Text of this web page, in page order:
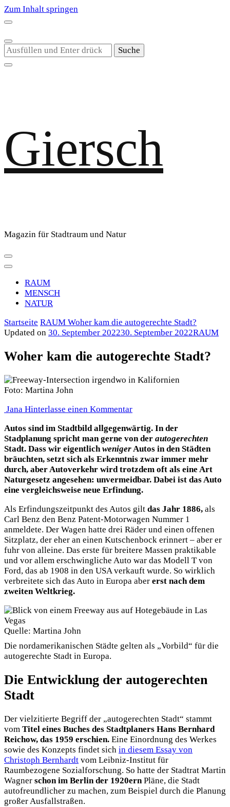
Zum Inhalt springen
Suchst
du
nach
Giersch
Magazin für Stadtraum und Natur
RAUM
MENSCH
NATUR
Startseite RAUM Woher kam die autogerechte Stadt?
Updated on 30. September 202230. September 2022RAUM
Woher kam die autogerechte Stadt?
Foto: Martina John
Jana Hinterlasse einen Kommentarzu
kam
die
autogerechte
Stadt?
Autos sind im Stadtbild allgegenwärtig. In der
Stadplanung spricht man gerne von der autogerechten
Stadt. Dass wir eigentlichwenigerAutos in den Städten
bräuchten, setzt sich als Erkenntnis zwar immer mehr
durch, aber Autoverkehr wird trotzdem oft als eine Art
Naturgesetz angesehen: unvermeidbar. Dabei ist das Auto
eine vergleichsweise neue Erfindung.
Als Erfindungszeitpunkt des Autos gilt das Jahr 1886, als
Carl Benz den Benz Patent-Motorwagen Nummer 1
anmeldete. Der Wagen hatte drei Räder und einen offenen
Sitzplatz, der eher an einen Kutschenbock erinnert – aber er
fuhr von alleine. Das erste für breitere Massen praktikable
und vor allem erschwingliche Auto war das Modell T von
Ford, das ab 1908 in den USA verkauft wurde. So wirklich
verbreitete sich das Auto in Europa aber erst nach dem
zweiten Weltkrieg.
Quelle: Martina John
Die nordamerikanischen Städte gelten als „Vorbild“ für die
autogerechte Stadt in Europa.
Die Entwicklung der autogerechten
Stadt
Der vielzitierte Begriff der „autogerechten Stadt“ stammt
vom Titel eines Buches des Stadtplaners Hans Bernhard
Reichow, das 1959 erschien. Eine Einordnung des Werkes
sowie des Konzepts findet sich in diesem Essay von
Christoph Bernhardt vom Leibniz-Institut für
Raumbezogene Sozialforschung. So hatte der Stadtrat Martin
Wagner schon im Berlin der 1920ernPläne, die Stadt
autofreundlicher zu machen, zum Beispiel durch die Planung
großer Ausfallstraßen.